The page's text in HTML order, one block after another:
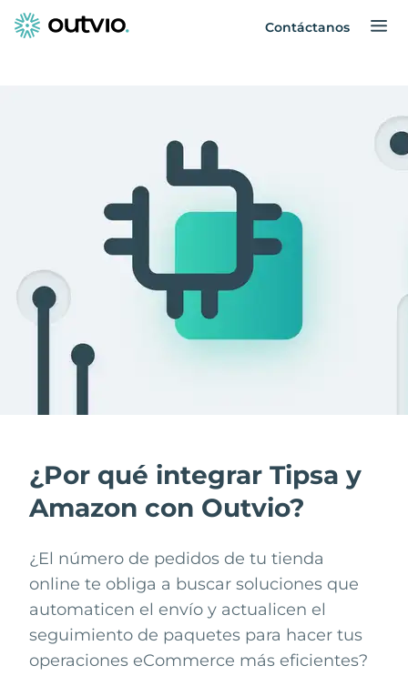
Contáctanos
¿Por qué integrar Tipsa y
Amazon con Outvio?
¿El número de pedidos de tu tienda
online te obliga a buscar soluciones que
automaticen el envío y actualicen el
seguimiento de paquetes para hacer tus
operaciones eCommerce más eficientes?